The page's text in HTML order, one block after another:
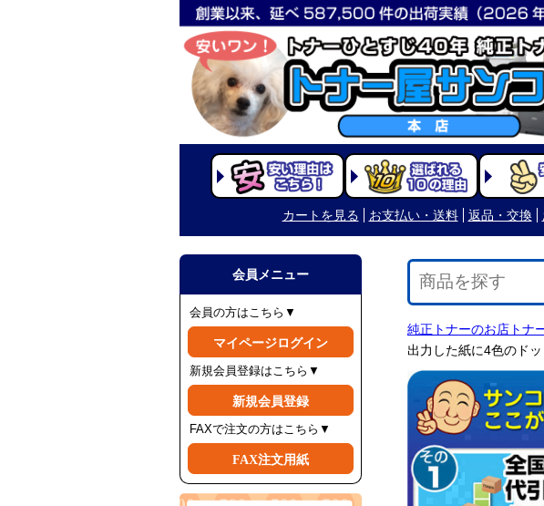
カートを見る お支払い・送料 返品・交換
会員メニュー
会員の方はこちら▼
マイページログイン
新規会員登録はこちら▼
新規会員登録
FAXで注文の方はこちら▼
FAX注文用紙
純正トナーのお店トナ
出力した紙に4色のド